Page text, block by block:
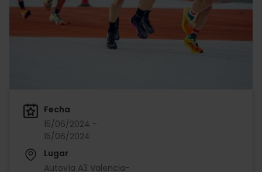
Fecha
15/06/2024 -
15/06/2024
Lugar
Autovía A3 Valencia-